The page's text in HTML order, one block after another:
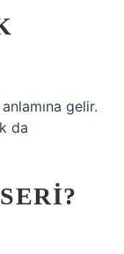
gelir.
da